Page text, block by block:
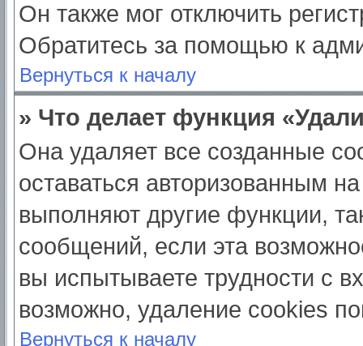
Он также мог отключить
Обратитесь за помощью к
Вернуться к началу
» Что делает функция
Она удаляет все созданные
оставаться авторизованным
выполняют другие функции,
сообщений, если эта
вы испытываете трудности с
возможно, удаление cookies
Вернуться к началу